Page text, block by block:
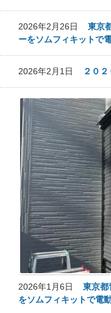
2026年2月26日 東京
ーをソムフィキットで
2026年2月1日 ２０
2026年1月6日 東京
をソムフィキットで電